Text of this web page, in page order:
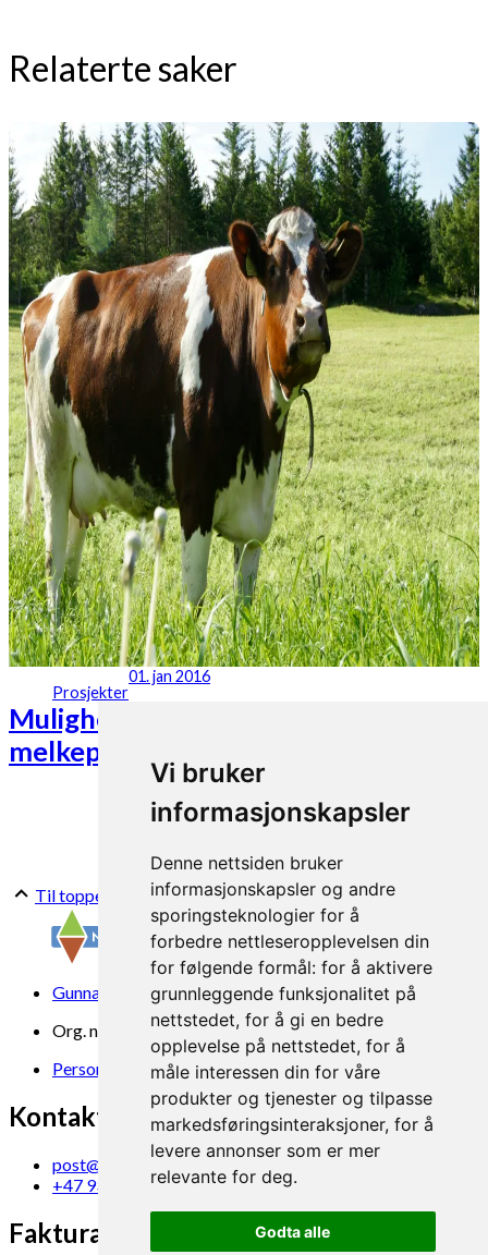
Vi bruker
informasjonskapsler
Denne nettsiden bruker
informasjonskapsler og andre
sporingsteknologier for å
forbedre nettleseropplevelsen din
for følgende formål: for å aktivere
grunnleggende funksjonalitet på
nettstedet, for å gi en bedre
opplevelse på nettstedet, for å
måle interessen din for våre
produkter og tjenester og tilpasse
markedsføringsinteraksjoner, for å
levere annonser som er mer
relevante for deg.
Godta alle
Relaterte saker
Prosjekter
01. jan 2016
Muligheter for miljø- og klimavennlig
melkeproduksjon
Til toppen
Gunnars veg 6, 6630 Tingvoll
Org. nr. 969 840 383
Personvern
Kontakt oss
post@norsok.no
+47 930 09 884
Fakturamottak